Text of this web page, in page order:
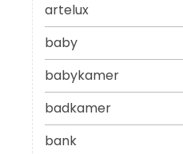
artelux
baby
babykamer
badkamer
bank